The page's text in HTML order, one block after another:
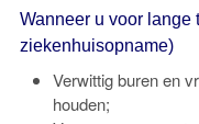
Wanneer u voor lange
ziekenhuisopname)
Verwittig buren en
houden;